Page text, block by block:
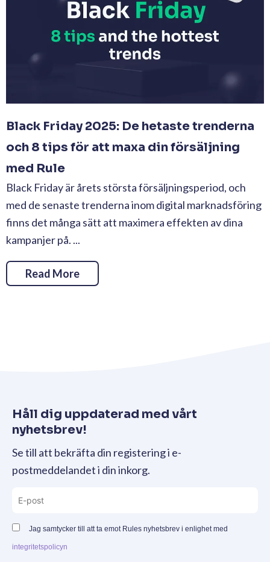
Black Friday 2025: De hetaste trenderna
och 8 tips för att maxa din försäljning
med Rule
Black Friday är årets största försäljningsperiod, och
med de senaste trenderna inom digital marknadsföring
finns det många sätt att maximera effekten av dina
kampanjer på. ...
Read More
Håll dig uppdaterad med vårt
nyhetsbrev!
Se till att bekräfta din registering i e-
postmeddelandet i din inkorg.
Jag samtycker till att ta emot Rules nyhetsbrev i enlighet med
integritetspolicyn